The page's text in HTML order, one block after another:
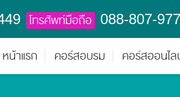
โทรศัพท์มือถือ 088-807-
หน้าแรก คอร์สอบรม คอร์สออนไ